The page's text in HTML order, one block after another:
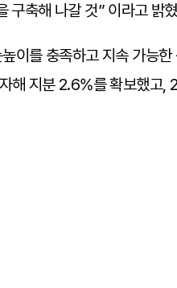
구축해 나갈 것” 이라고 밝
이를 충족하고 지속 가능
지분 2.6%를 확보했고,